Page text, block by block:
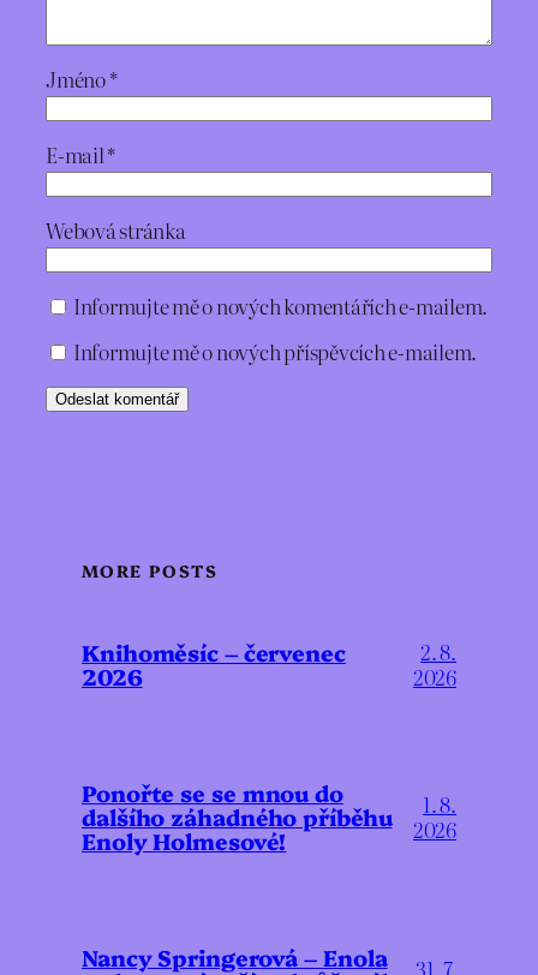
Jméno*
E-mail*
Webová stránka
Informujte mě o nových komentářích e-mailem.
Informujte mě o nových příspěvcích e-mailem.
MORE POSTS
Knihoměsíc – červenec
2026
2. 8.
2026
Ponořte se se mnou do
dalšího záhadného příběhu
Enoly Holmesové!
1. 8.
2026
Nancy Springerová – Enola 31. 7.